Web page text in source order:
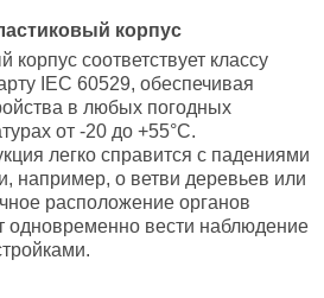
корпус
соответствует классу
IEC 60529, обеспечивая
в любых погодных
от -20 до +55°С.
легко справится с падениями
например, о ветви деревьев или
расположение органов
одновременно вести наблюдение